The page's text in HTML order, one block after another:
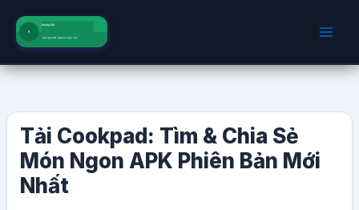
dung
Tải Cookpad: Tìm & Chia Sẻ
Món Ngon APK Phiên Bản Mới
Nhất